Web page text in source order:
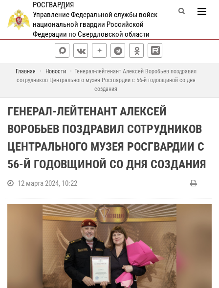
РОСГВАРДИЯ
Управление Федеральной службы войск
национальной гвардии Российской
Федерации по Свердловской области
Главная Новости
Генерал-лейтенант Алексей Воробьев поздравил
сотрудников Центрального музея Росгвардии с 56-й годовщиной со дня
создания
ГЕНЕРАЛ-ЛЕЙТЕНАНТ АЛЕКСЕЙ
ВОРОБЬЕВ ПОЗДРАВИЛ СОТРУДНИКОВ
ЦЕНТРАЛЬНОГО МУЗЕЯ РОСГВАРДИИ С
56-Й ГОДОВЩИНОЙ СО ДНЯ СОЗДАНИЯ
12 марта 2024, 10:22